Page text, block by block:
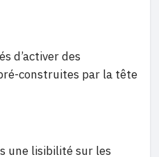
d’activer des
construites par la tête
une lisibilité sur les